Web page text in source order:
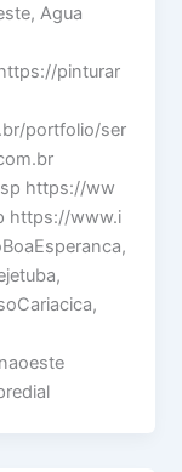
Agua
pinturar
portfolio/ser
https://ww
https://www.i